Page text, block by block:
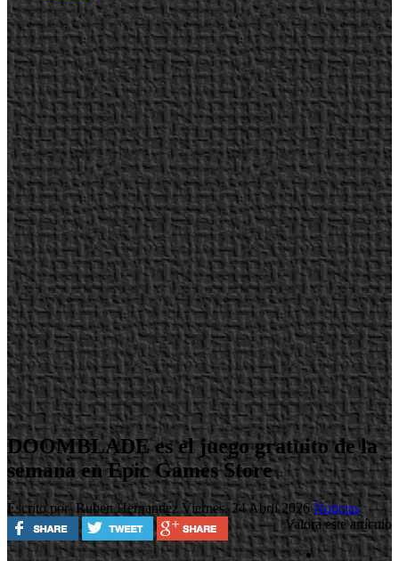
DOOMBLADE es el juego gratuito de la
semana en Epic Games Store
Escrito por Ruben Hernandez Viernes, 24 Abril 2026Noticias
Valora este artículo